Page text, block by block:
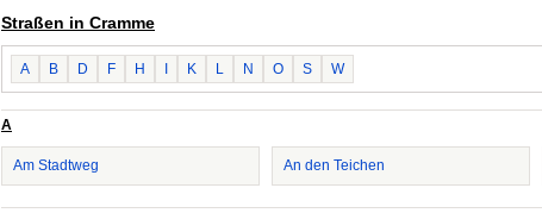
Straßen in Cramme
A B D F H K L N O S W
A
Am Stadtweg An den Teichen